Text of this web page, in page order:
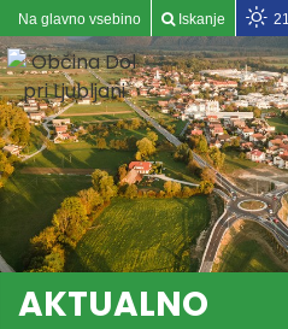
Na glavno vsebino Iskanje
AKTUALNO